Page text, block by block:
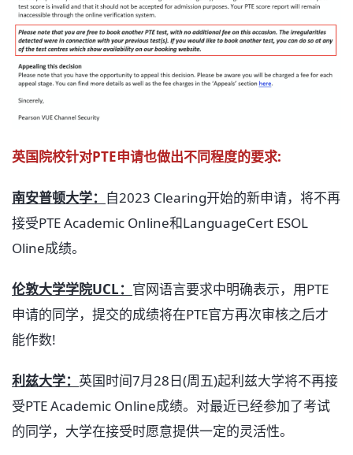
英国院校针对PTE申请也做出不同程度的要求:
南安普顿大学： 自2023 Clearing开始的新申请，将不再
接受PTE Academic Online和LanguageCert ESOL
Oline成绩。
伦敦大学学院UCL： 官网语言要求中明确表示，用PTE
申请的同学，提交的成绩将在PTE官方再次审核之后才
能作数!
利兹大学： 英国时间7月28日(周五)起利兹大学将不再接
受PTE Academic Online成绩。对最近已经参加了考试
的同学，大学在接受时愿意提供一定的灵活性。